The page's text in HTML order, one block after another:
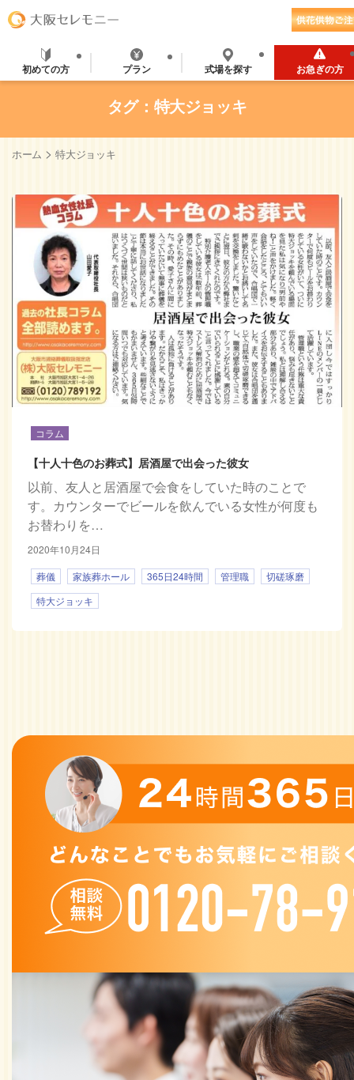
初めての方 プラン 式場を探す お急ぎの方
タグ：特大ジョッキ
ホーム >特大ジョッキ
コラム
【十人十色のお葬式】居酒屋で出会った彼女
以前、友人と居酒屋で会食をしていた時のことで
す。カウンターでビールを飲んでいる女性が何度も
お替わりを…
2020年10月24日
葬儀
家族葬ホール 365日24時間 管理職
切磋琢磨
特大ジョッキ